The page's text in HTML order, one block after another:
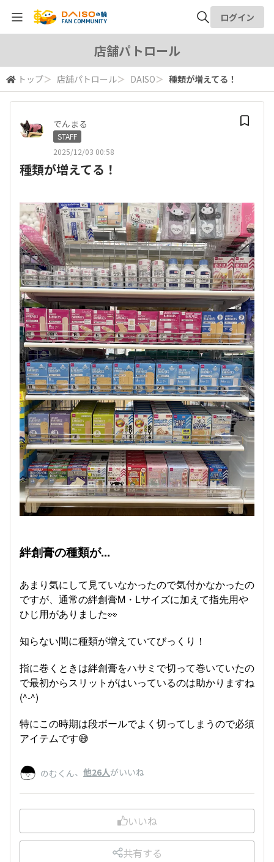
検索
ログイン
店舗パトロール
トップ＞ 店舗パトロール＞ DAISO＞ 種類が増えてる！
でんまる
STAFF
2025/12/03 00:58
種類が増えてる！
絆創膏の種類が...
あまり気にして見ていなかったので気付かなかったの
ですが、通常の絆創膏M・Lサイズに加えて指先用や
ひじ用がありました👀
知らない間に種類が増えていてびっくり！
指に巻くときは絆創膏をハサミで切って巻いていたの
で最初からスリットがはいっているのは助かりますね
(^-^)
特にこの時期は段ボールでよく切ってしまうので必須
アイテムです😅
のむくん、 他26人がいいね
いいね
共有する